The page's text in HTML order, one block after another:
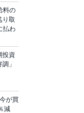
料の
り取
払わ
投資
」
が買
減